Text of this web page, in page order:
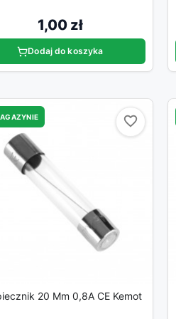
1,00 zł
Dodaj do koszyka
favorite_border
20 Mm 0,8A CE Kemot
favorite_border